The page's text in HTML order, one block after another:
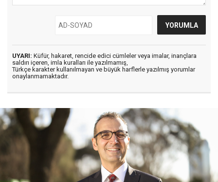
UYARI: Küfür, hakaret, rencide edici cümleler veya imalar, inançlara
saldırı içeren, imla kuralları ile yazılmamış,
Türkçe karakter kullanılmayan ve büyük harflerle yazılmış yorumlar
onaylanmamaktadır.